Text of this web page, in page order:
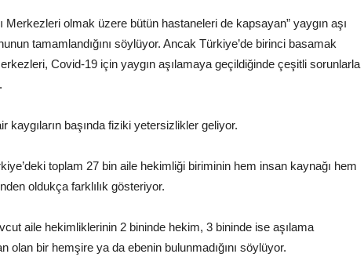
Merkezleri olmak üzere bütün hastaneleri de kapsayan” yaygın aşı
tamamlandığını söylüyor. Ancak Türkiye’de birinci basamak
Covid-19 için yaygın aşılamaya geçildiğinde çeşitli sorunlarla
kaygıların başında fiziki yetersizlikler geliyor.
toplam 27 bin aile hekimliği biriminin hem insan kaynağı hem
oldukça farklılık gösteriyor.
aile hekimliklerinin 2 bininde hekim, 3 bininde ise aşılama
olan bir hemşire ya da ebenin bulunmadığını söylüyor.